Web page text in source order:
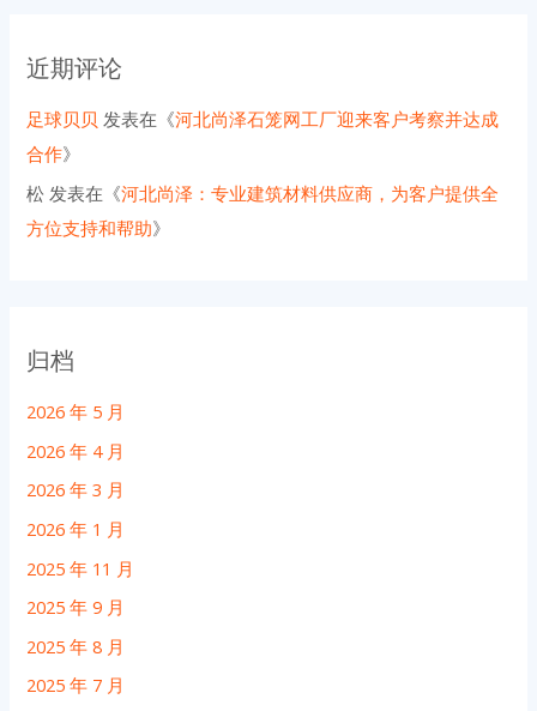
近期评论
足球贝贝 发表在《河北尚泽石笼网工厂迎来客户考察并达成
合作》
松 发表在《河北尚泽：专业建筑材料供应商，为客户提供全
方位支持和帮助》
归档
2026 年 5 月
2026 年 4 月
2026 年 3 月
2026 年 1 月
2025 年 11 月
2025 年 9 月
2025 年 8 月
2025 年 7 月